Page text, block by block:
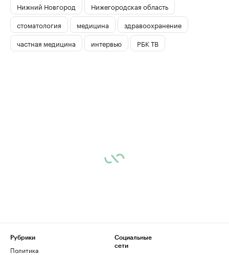
Нижний Новгород
Нижегородская область
стоматология
медицина
здравоохранение
частная медицина
интервью РБК ТВ
Рубрики
Политика
Социальные
сети